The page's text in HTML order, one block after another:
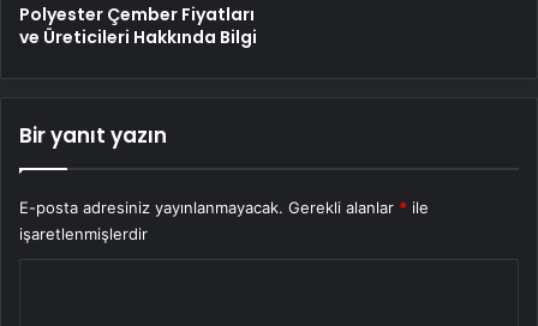
Polyester Çember Fiyatları
ve Üreticileri Hakkında Bilgi
Bir yanıt yazın
E-posta adresiniz yayınlanmayacak. Gerekli alanlar * ile
işaretlenmişlerdir